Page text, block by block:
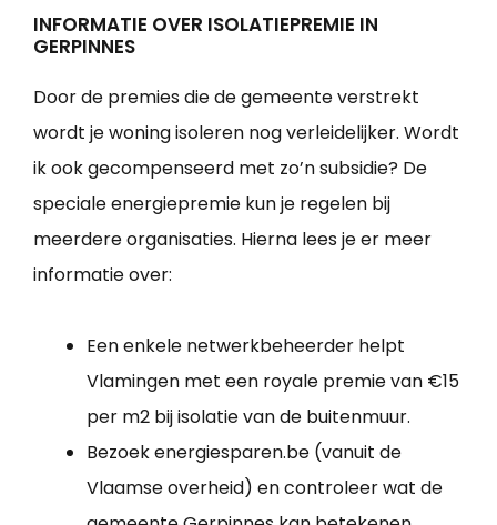
INFORMATIE OVER ISOLATIEPREMIE IN
GERPINNES
Door de premies die de gemeente verstrekt
wordt je woning isoleren nog verleidelijker. Wordt
ik ook gecompenseerd met zo’n subsidie? De
speciale energiepremie kun je regelen bij
meerdere organisaties. Hierna lees je er meer
informatie over:
Een enkele netwerkbeheerder helpt
Vlamingen met een royale premie van €15
per m2 bij isolatie van de buitenmuur.
Bezoek energiesparen.be (vanuit de
Vlaamse overheid) en controleer wat de